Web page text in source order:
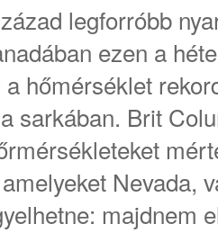
legforróbb
ezen a
hőmérséklet
sarkában. Brit
Nevada,
majdnem